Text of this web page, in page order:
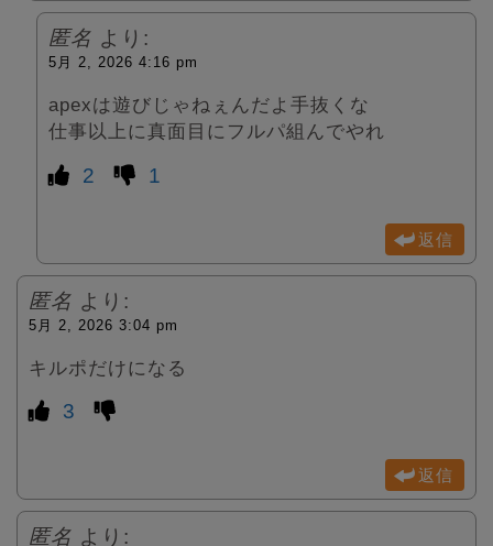
匿名 より:
5月 2, 2026 4:16 pm
apexは遊びじゃねぇんだよ手抜くな
仕事以上に真面目にフルパ組んでやれ
2 1
返信
匿名 より:
5月 2, 2026 3:04 pm
キルポだけになる
3
返信
匿名 より: